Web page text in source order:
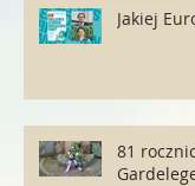
Jakiej
81